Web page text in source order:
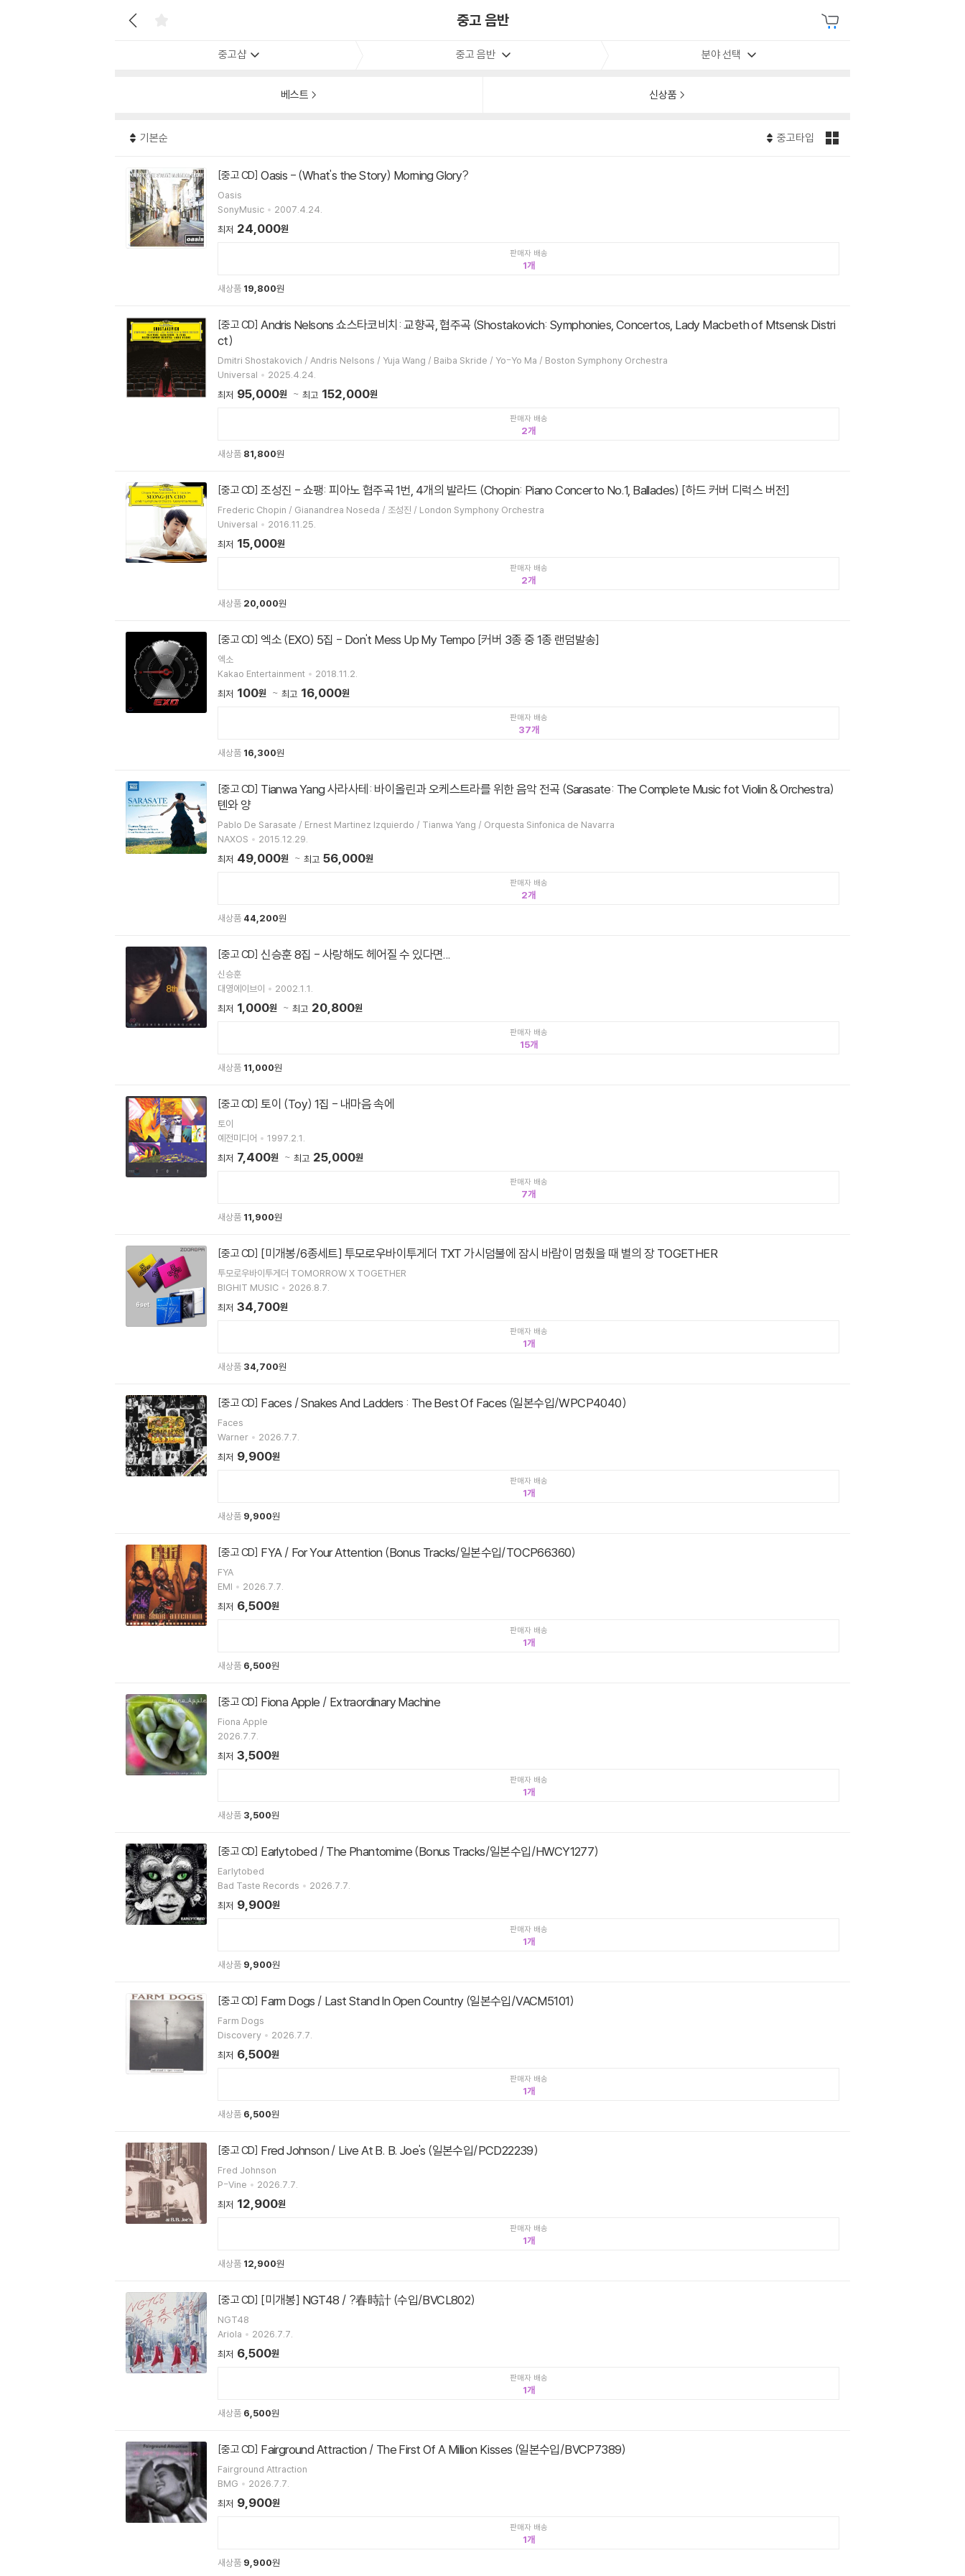
중고 음반
중고샵 중고 음반 분야 선택
베스트 신상품
기본순 중고타입
[중고 CD] Oasis - (What's the Story) Morning Glory?
Oasis
SonyMusic
2007.4.24.
최저 24,000원
판매자 배송
1
새상품 19,800원
[중고 CD] Andris Nelsons 쇼스타코비치: 교향곡, 협주곡 (Shostakovich: Symphonies, Concertos, Lady Macbeth of Mtsensk Distri
ct)
Dmitri Shostakovich / Andris Nelsons / Yuja Wang / Baiba Skride / Yo-Yo Ma / Boston Symphony Orchestra
Universal
2025.4.24.
최저 95,000원 최고 152,000원
판매자 배송
2
새상품 81,800원
[중고 CD] 조성진 - 쇼팽: 피아노 협주곡 1번, 4개의 발라드 (Chopin: Piano Concerto No.1, Ballades) [하드 커버 디럭스 버전]
Frederic Chopin / Gianandrea Noseda / 조성진 / London Symphony Orchestra
Universal
2016.11.25.
최저 15,000원
판매자 배송
2
새상품 20,000원
[중고 CD] 엑소 (EXO) 5집 - Don't Mess Up My Tempo [커버 3종 중 1종 랜덤발송]
엑소
Kakao Entertainment
2018.11.2.
최저 100원 최고 16,000원
판매자 배송
37
새상품 16,300원
[중고 CD]
톈와 양
Pablo De Sarasate / Ernest Martinez Izquierdo / Tianwa Yang / Orquesta Sinfonica de Navarra
NAXOS
2015.12.29.
최저 49,000원 최고 56,000원
판매자 배송
2
새상품 44,200원
[중고 CD] 신승훈 8집 - 사랑해도 헤어질 수 있다면...
신승훈
대영에이브이
2002.1.1.
최저 1,000원 최고 20,800원
판매자 배송
15
새상품 11,000원
[중고 CD] 토이 (Toy) 1집 - 내마음 속에
토이
예전미디어
1997.2.1.
최저 7,400원 최고 25,000원
판매자 배송
7
새상품 11,900원
[중고 CD] [미개봉/6종세트] 투모로우바이투게더 TXT 가시덤불에 잠시 바람이 멈췄을 때 별의 장 TOGETHER
투모로우바이투게더 TOMORROW X TOGETHER
BIGHIT MUSIC
2026.8.7.
최저 34,700원
판매자 배송
1
새상품 34,700원
[중고 CD] Faces / Snakes And Ladders : The Best Of Faces (일본수입/WPCP4040)
Faces
Warner
2026.7.7.
최저 9,900원
판매자 배송
1
새상품 9,900원
[중고 CD] FYA / For Your Attention (Bonus Tracks/일본수입/TOCP66360)
FYA
EMI
2026.7.7.
최저 6,500원
판매자 배송
1
새상품 6,500원
[중고 CD] Fiona Apple / Extraordinary Machine
Fiona Apple
2026.7.7.
최저 3,500원
판매자 배송
1
새상품 3,500원
[중고 CD] Earlytobed / The Phantomime (Bonus Tracks/일본수입/HWCY1277)
Earlytobed
Bad Taste Records
2026.7.7.
최저 9,900원
판매자 배송
1
새상품 9,900원
[중고 CD] Farm Dogs / Last Stand In Open Country (일본수입/VACM5101)
Farm Dogs
Discovery
2026.7.7.
최저 6,500원
판매자 배송
1
새상품 6,500원
[중고 CD] Fred Johnson / Live At B. B. Joe's (일본수입/PCD22239)
Fred Johnson
P-Vine
2026.7.7.
최저 12,900원
판매자 배송
1
새상품 12,900원
[중고 CD] [미개봉] NGT48 / ?春時計 (수입/BVCL802)
NGT48
Ariola
2026.7.7.
최저 6,500원
판매자 배송
1
새상품 6,500원
[중고 CD] Fairground Attraction / The First Of A Million Kisses (일본수입/BVCP7389)
Fairground Attraction
BMG
2026.7.7.
최저 9,900원
판매자 배송
1
새상품 9,900원